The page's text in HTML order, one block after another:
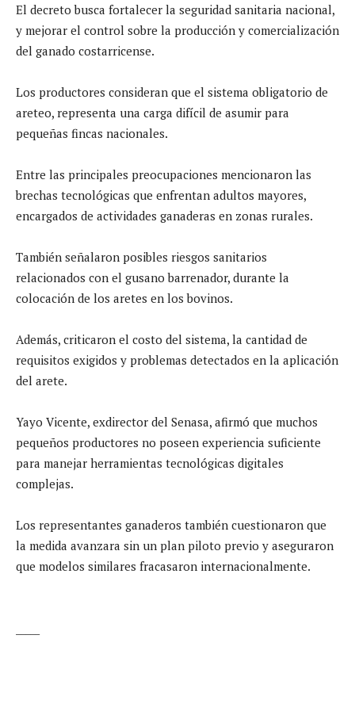
El decreto busca fortalecer la seguridad sanitaria nacional,
y mejorar el control sobre la producción y comercialización
del ganado costarricense.
Los productores consideran que el sistema obligatorio de
areteo, representa una carga difícil de asumir para
pequeñas fincas nacionales.
Entre las principales preocupaciones mencionaron las
brechas tecnológicas que enfrentan adultos mayores,
encargados de actividades ganaderas en zonas rurales.
También señalaron posibles riesgos sanitarios
relacionados con el gusano barrenador, durante la
colocación de los aretes en los bovinos.
Además, criticaron el costo del sistema, la cantidad de
requisitos exigidos y problemas detectados en la aplicación
del arete.
Yayo Vicente, exdirector del Senasa, afirmó que muchos
pequeños productores no poseen experiencia suficiente
para manejar herramientas tecnológicas digitales
complejas.
Los representantes ganaderos también cuestionaron que
la medida avanzara sin un plan piloto previo y aseguraron
que modelos similares fracasaron internacionalmente.